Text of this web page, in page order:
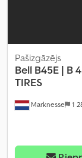
Marknesse 1
Pašizgāzējs
Bell B45E | B
TIRES